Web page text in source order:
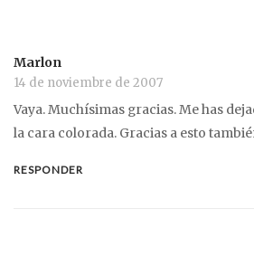
Marlon
14 de noviembre de 2007
Vaya. Muchísimas gracias. Me has
la cara colorada. Gracias a esto
RESPONDER